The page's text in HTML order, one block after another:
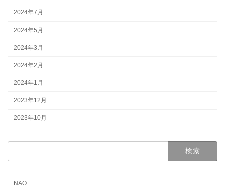
2024年7月
2024年5月
2024年3月
2024年2月
2024年1月
2023年12月
2023年10月
検
NAO